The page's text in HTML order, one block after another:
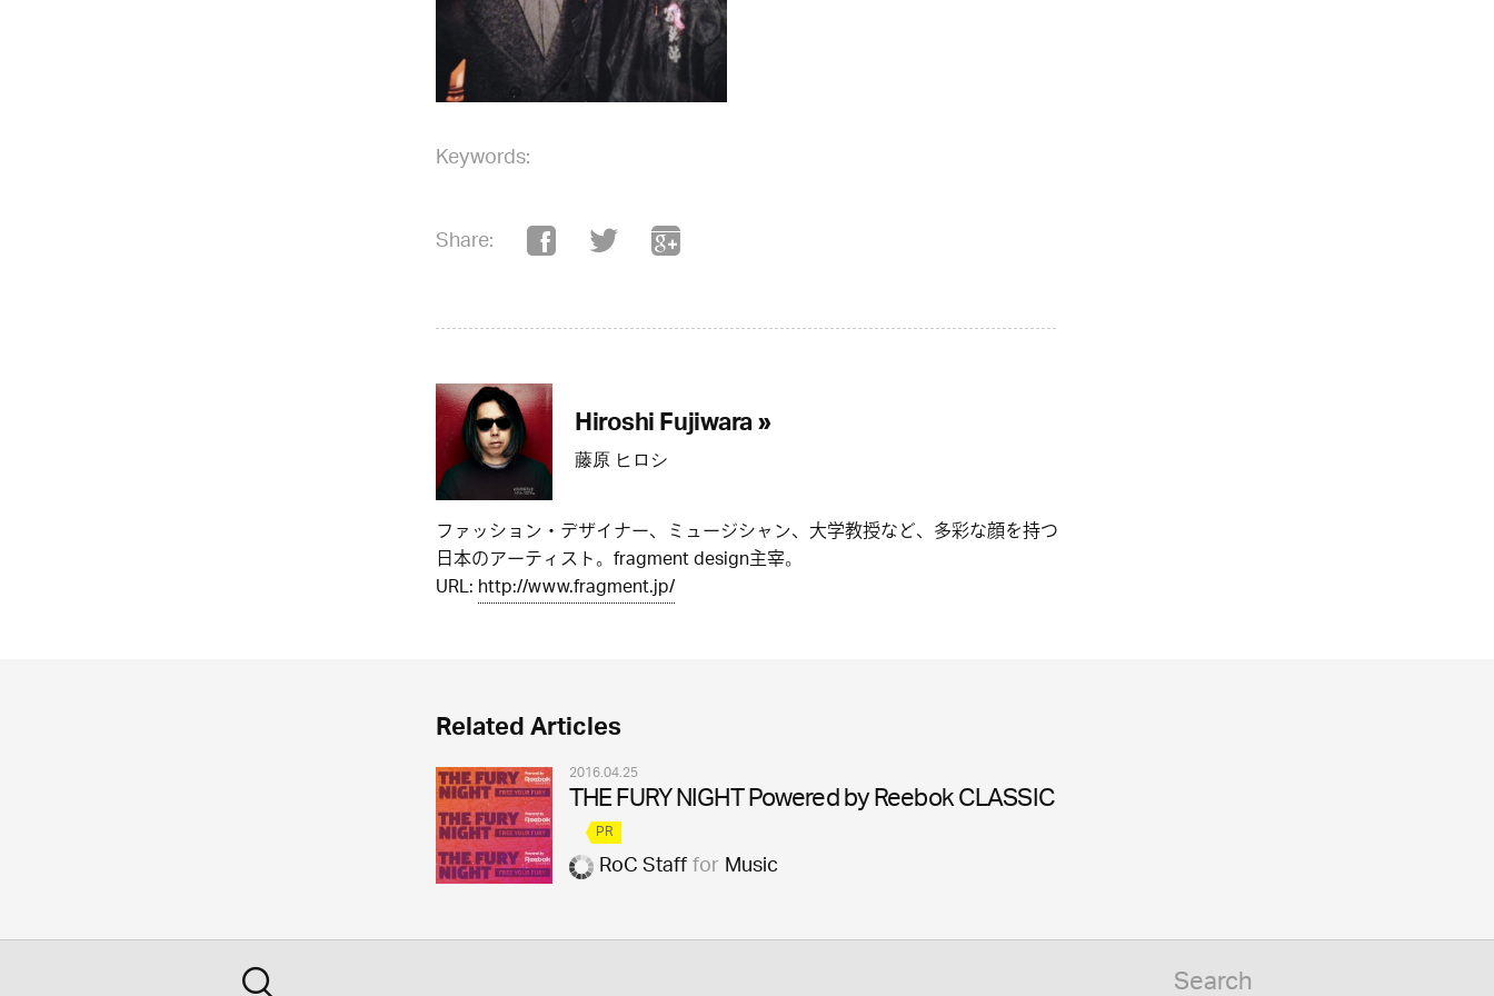
Keywords:
Share:
Hiroshi Fujiwara »
藤原 ヒロシ
ファッション・デザイナー、ミュージシャン、大学教授など、多彩な顔を持つ
日本のアーティスト。fragment design主宰。
URL:http://www.fragment.jp/
Related Articles
2016.04.25
THE FURY NIGHT Powered by Reebok CLASSIC
PR
RoC StaffforMusic